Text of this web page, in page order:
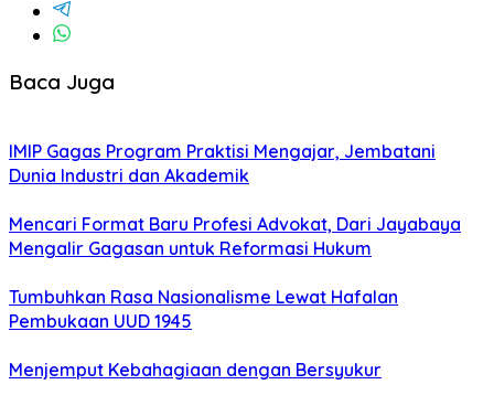
Baca Juga
IMIP Gagas Program Praktisi Mengajar, Jembatani
Dunia Industri dan Akademik
Mencari Format Baru Profesi Advokat, Dari Jayabaya
Mengalir Gagasan untuk Reformasi Hukum
Tumbuhkan Rasa Nasionalisme Lewat Hafalan
Pembukaan UUD 1945
Menjemput Kebahagiaan dengan Bersyukur